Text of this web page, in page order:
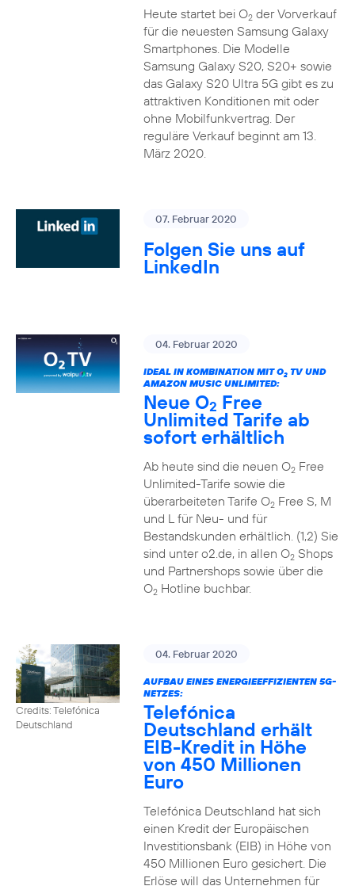
Heute startet bei O2der Vorverkauf
für die neuesten Samsung Galaxy
Smartphones. Die Modelle
Samsung Galaxy S20, S20+ sowie
das Galaxy S20 Ultra 5G gibt es zu
attraktiven Konditionen mit oder
ohne Mobilfunkvertrag. Der
reguläre Verkauf beginnt am 13.
März 2020.
07. Februar 2020
Folgen Sie uns auf
LinkedIn
04. Februar 2020
IDEAL IN KOMBINATION MIT O2TV UND
AMAZON MUSIC UNLIMITED:
Neue O2 Free
Unlimited Tarife ab
sofort erhältlich
Ab heute sind die neuen O2Free
Unlimited-Tarife sowie die
überarbeiteten Tarife O2Free S, M
und L für Neu- und für
Bestandskunden erhältlich. (1,2) Sie
sind unter o2.de, in allen O2Shops
und Partnershops sowie über die
O2Hotline buchbar.
Credits: Telefónica
Deutschland
04. Februar 2020
AUFBAU EINES ENERGIEEFFIZIENTEN 5G-
NETZES:
Telefónica
Deutschland erhält
EIB-Kredit in Höhe
von 450 Millionen
Euro
Telefónica Deutschland hat sich
einen Kredit der Europäischen
Investitionsbank (EIB) in Höhe von
450 Millionen Euro gesichert. Die
Erlöse will das Unternehmen für